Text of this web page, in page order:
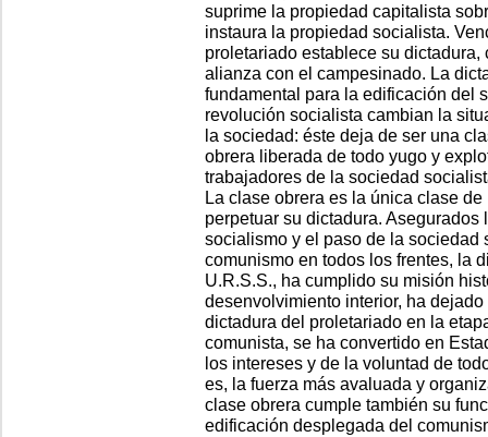
suprime la propiedad capitalista
instaura la propiedad socialista.
proletariado establece su
alianza con el campesinado. La
fundamental para la edificación del
revolución socialista cambian la
la sociedad: éste deja de ser una
obrera liberada de todo yugo y
trabajadores de la sociedad
La clase obrera es la única clase
perpetuar su dictadura.
socialismo y el paso de la sociedad
comunismo en todos los frentes, la
U.R.S.S., ha cumplido su misión
desenvolvimiento interior, ha
dictadura del proletariado en la
comunista, se ha convertido en
los intereses y de la voluntad de
es, la fuerza más avaluada y
clase obrera cumple también su
edificación desplegada del